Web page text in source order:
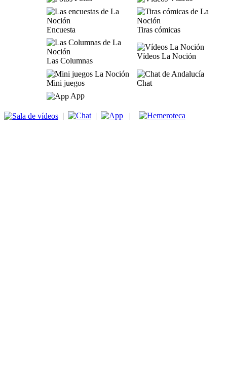
Encuesta Tiras cómicas
Las Columnas
Vídeos La Noción
Mini juegos
Chat
App
| | |